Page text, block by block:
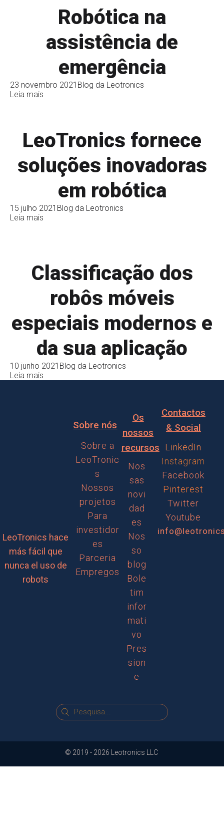
Robótica na
assistência de
emergência
23 novembro 2021 Blog da Leotronics
Leia mais
LeoTronics fornece
soluções inovadoras
em robótica
15 julho 2021 Blog da Leotronics
Leia mais
Classificação dos
robôs móveis
especiais modernos e
da sua aplicação
10 junho 2021 Blog da Leotronics
Leia mais
LeoTronics hace
más fácil que
nunca el uso de
robots
Sobre nós
Sobre a
LeoTronic
s
Nossos
projetos
Para
investidor
es
Parceria
Empregos
Os
nossos
recursos
Nos
sas
novi
dad
es
Nos
so
blog
Bole
tim
infor
mati
vo
Pres
sion
e
Contactos
& Social
LinkedIn
Instagram
Facebook
Pinterest
Twitter
Youtube
© 2019 - 2026 Leotronics LLC